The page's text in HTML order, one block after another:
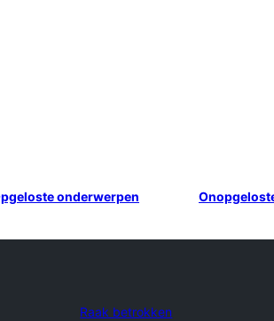
onderwerpen
Raak betrokken